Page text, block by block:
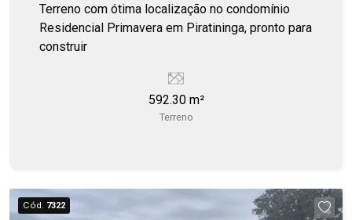
Terreno com ótima localização no condomínio
Residencial Primavera em Piratininga, pronto para
construir
592.30 m²
Terreno
Cód. 7322